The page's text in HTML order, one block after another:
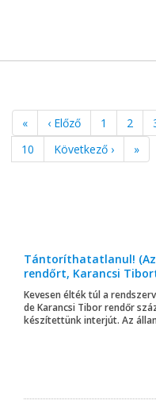
« ‹ Előző 1 2
10
Következő › »
Tántoríthatatlanul!
rendőrt, Karancsi
Kevesen élték túl a
de Karancsi Tibor rendőr
készítettünk interjút. Az